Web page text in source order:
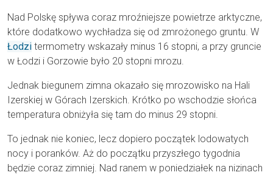
Nad Polskę spływa coraz mroźniejsze powietrze arktyczne,
które dodatkowo wychładza się od zmrożonego gruntu. W
Łodzi termometry wskazały minus 16 stopni, a przy gruncie
w Łodzi i Gorzowie było 20 stopni mrozu.
Jednak biegunem zimna okazało się mrozowisko na Hali
Izerskiej w Górach Izerskich. Krótko po wschodzie słońca
temperatura obniżyła się tam do minus 29 stopni.
To jednak nie koniec, lecz dopiero początek lodowatych
nocy i poranków. Aż do początku przyszłego tygodnia
będzie coraz zimniej. Nad ranem w poniedziałek na nizinach